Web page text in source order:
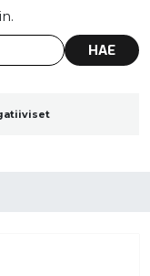
HAE